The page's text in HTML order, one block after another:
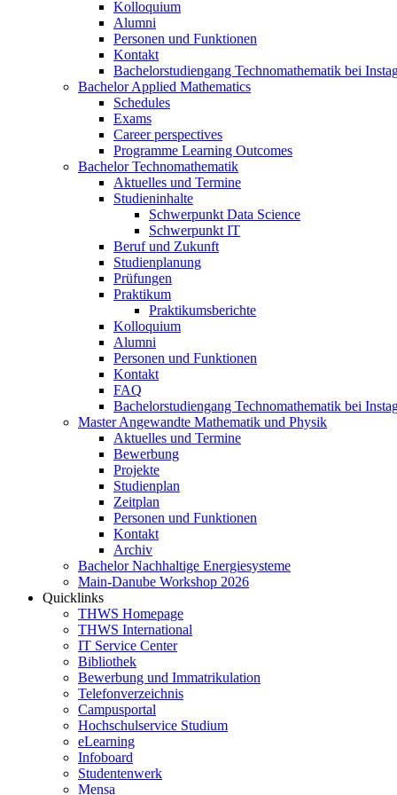
Kolloquium
Alumni
Personen und Funktionen
Kontakt
Bachelorstudiengang Technomathematik bei
Bachelor Applied Mathematics
Schedules
Exams
Career perspectives
Programme Learning Outcomes
Bachelor Technomathematik
Aktuelles und Termine
Studieninhalte
Schwerpunkt Data Science
Schwerpunkt IT
Beruf und Zukunft
Studienplanung
Prüfungen
Praktikum
Praktikumsberichte
Kolloquium
Alumni
Personen und Funktionen
Kontakt
FAQ
Bachelorstudiengang Technomathematik bei
Master Angewandte Mathematik und Physik
Aktuelles und Termine
Bewerbung
Projekte
Studienplan
Zeitplan
Personen und Funktionen
Kontakt
Archiv
Bachelor Nachhaltige Energiesysteme
Main-Danube Workshop 2026
Quicklinks
THWS Homepage
THWS International
IT Service Center
Bibliothek
Bewerbung und Immatrikulation
Telefonverzeichnis
Campusportal
Hochschulservice Studium
eLearning
Infoboard
Studentenwerk
Mensa